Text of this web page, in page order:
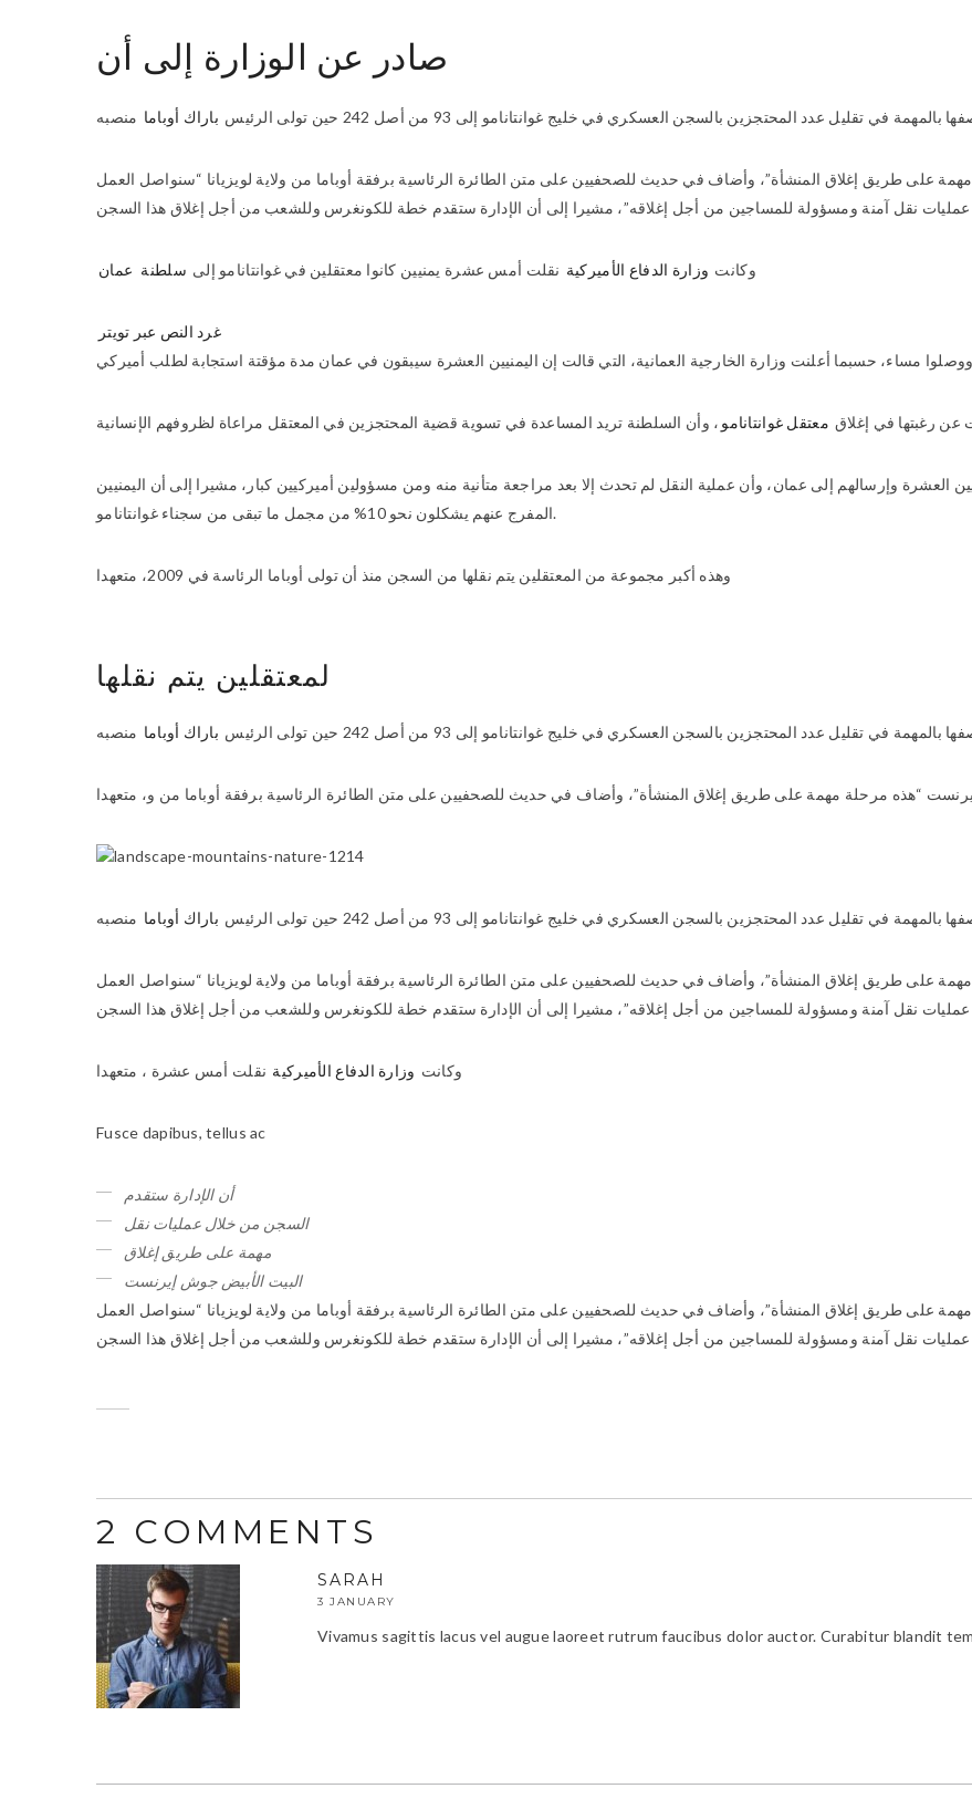
صادر عن الوزارة إلى أن
في تقليل عدد المحتجزين بالسجن العسكري في خليج غوانتانامو إلى 93 من أصل 242 حين تولى الرئيس باراك أوباما
على طريق إغلاق المنشأة”، وأضاف في حديث للصحفيين على متن الطائرة الرئاسية برفقة أوباما من ولاية لويزيانا “سنواصل العمل
وكانت وزارة الدفاع الأميركية نقلت أمس عشرة يمنيين كانوا معتقلين في غوانتانامو إلى سلطنة عمان
غرد النص عبر تويتر
رغبتها في إغلاق معتقل غوانتانامو
العشرة وإرسالهم إلى عمان، وأن عملية النقل لم تحدث إلا بعد مراجعة متأنية منه ومن مسؤولين أميركيين كبار، مشيرا إلى أن اليمنيين
المفرج عنهم يشكلون نحو 10% من مجمل ما تبقى من سجناء غوانتانامو.
وهذه أكبر مجموعة من المعتقلين يتم نقلها من السجن منذ أن تولى أوباما الرئاسة في 2009، متعهدا
لمعتقلين يتم نقلها
في تقليل عدد المحتجزين بالسجن العسكري في خليج غوانتانامو إلى 93 من أصل 242 حين تولى الرئيس باراك أوباما
“هذه مرحلة مهمة على طريق إغلاق المنشأة”، وأضاف في حديث للصحفيين على متن الطائرة الرئاسية برفقة أوباما من و، متعهدا
في تقليل عدد المحتجزين بالسجن العسكري في خليج غوانتانامو إلى 93 من أصل 242 حين تولى الرئيس باراك أوباما
على طريق إغلاق المنشأة”، وأضاف في حديث للصحفيين على متن الطائرة الرئاسية برفقة أوباما من ولاية لويزيانا “سنواصل العمل
وكانت وزارة الدفاع الأميركية نقلت أمس عشرة ، متعهدا
Fusce dapibus, tellus ac
أن الإدارة ستقدم
السجن من خلال عمليات نقل
مهمة على طريق إغلاق
البيت الأبيض جوش إيرنست
على طريق إغلاق المنشأة”، وأضاف في حديث للصحفيين على متن الطائرة الرئاسية برفقة أوباما من ولاية لويزيانا “سنواصل العمل
2 COMMENTS
SARAH
3 JANUARY
Vivamus sagittis lacus vel augue laoreet rutrum faucibus dolor auctor. Curabitur blandit